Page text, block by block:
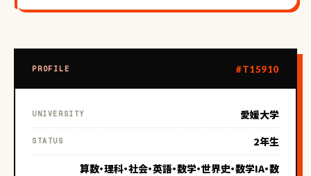
PROFILE #T15910
UNIVERSITY 愛媛大学
STATUS 2年生
算数・理科・社会・英語・数学・世界史・数学IA・数